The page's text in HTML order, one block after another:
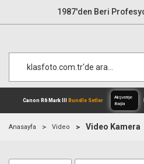
1987'den Beri
Anasayfa Video Video Kamera